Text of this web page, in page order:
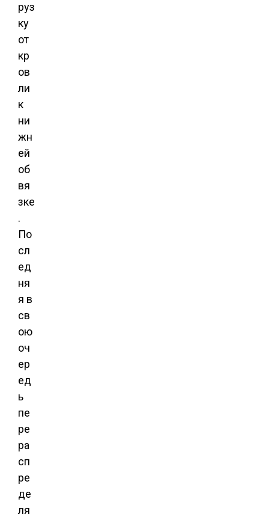
руз
ку
от
кр
ов
ли
к
ни
жн
ей
об
вя
зке
.
По
сл
ед
ня
я в
св
ою
оч
ер
ед
ь
пе
ре
ра
сп
ре
де
ля